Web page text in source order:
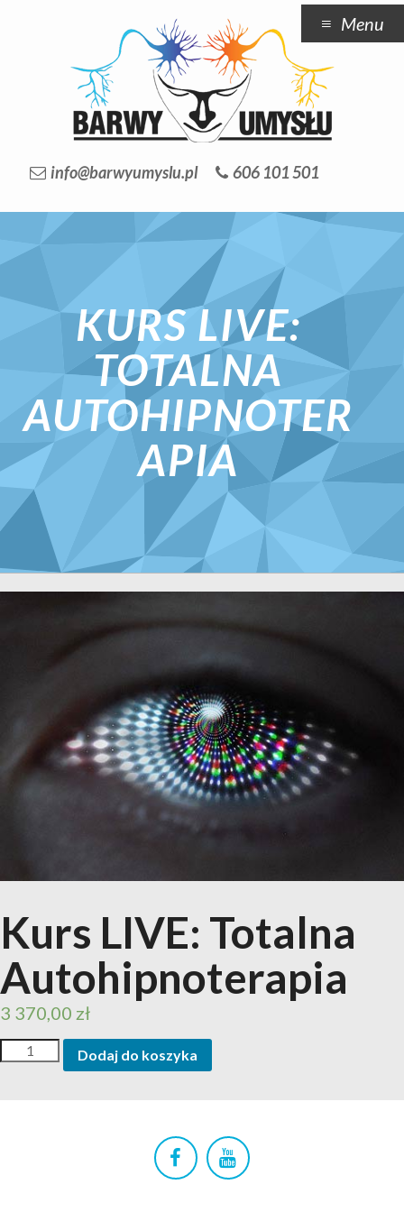
info@barwyumyslu.pl 606 101 501
Menu
KURS LIVE:
TOTALNA
AUTOHIPNOTER
APIA
Kurs LIVE: Totalna
Autohipnoterapia
3 370,00 zł
Dodaj do koszyka